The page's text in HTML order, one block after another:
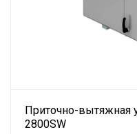
Приточно-вытяжная
2800SW